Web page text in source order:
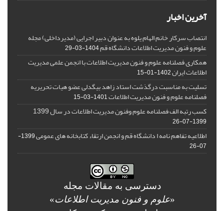
آخرین اخبار
انتصاب سرکار خانم الهام یلوه به عنوان دبیر اجرایی (مدیرداخلی) مجله
علوم و فنون مدیریت اطلاعات دانشگاه قم1404-03-29
همکاری فصلنامه علوم و فنون مدیریت اطلاعات با انجمن علمی مدیریت
اطلاعات ایران1402-01-15
تسلیت به مناسبت درگذشت استاد زاهد بیگدلی عضو هیات تحریریه
فصلنامه علوم و فنون مدیریت اطلاعات1401-03-15
کسب رتبه الف فصلنامه علوم وفنون مدیریت اطلاعات در سال 1399
1399-07-26
اطلاعیه تفاهم نامه ا دانشگاه قم و انجمن ارتقاء کتابخانه های عمومی
1399-
07-26
دسترسی به مقالات مجله
«علوم و فنون مدیریت اطلاعات»